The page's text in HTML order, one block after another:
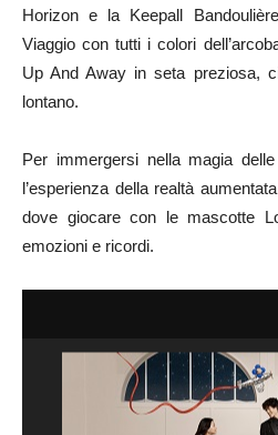
Horizon e la Keepall
Viaggio con tutti i colori
Up And Away in seta preziosa,
lontano.
Per immergersi nella magia
l’esperienza della realtà
dove giocare con le mascotte
emozioni e ricordi.